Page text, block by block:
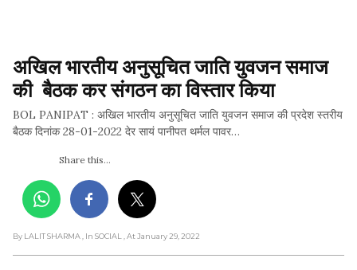
अखिल भारतीय अनुसूचित जाति युवजन समाज
की  बैठक कर संगठन का विस्तार किया
BOL PANIPAT : अखिल भारतीय अनुसूचित जाति युवजन समाज की प्रदेश स्तरीय
बैठक दिनांक 28-01-2022 देर सायं पानीपत थर्मल पावर…
Share this...
By LALIT SHARMA , In SOCIAL , At January 29, 2022